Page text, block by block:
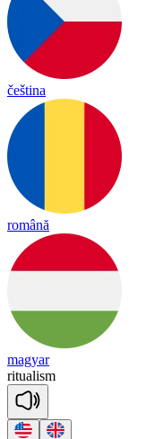
čeština
română
magyar
ritualism